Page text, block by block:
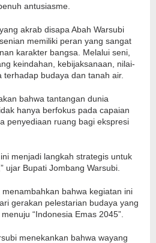
antusiasme.
akrab disapa Abah Warsubi
memiliki peran yang sangat
karakter bangsa. Melalui seni,
keindahan, kebijaksanaan, nilai-
terhadap budaya dan tanah air.
bahwa tantangan dunia
hanya berfokus pada capaian
penyediaan ruang bagi ekspresi
menjadi langkah strategis untuk
ujar Bupati Jombang Warsubi.
bahwa kegiatan ini
gerakan pelestarian budaya yang
“Indonesia Emas 2045”.
menekankan bahwa wayang